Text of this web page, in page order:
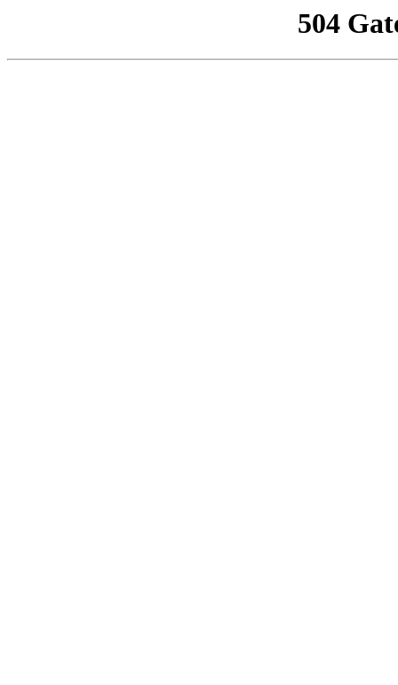
504